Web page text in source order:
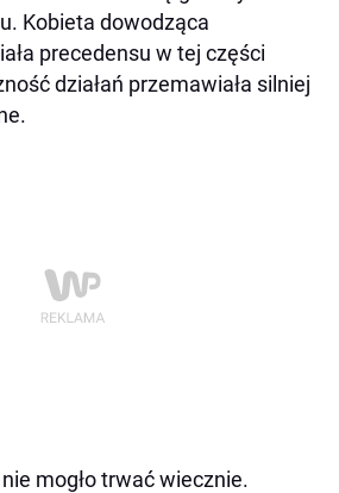
Kobieta dowodząca
precedensu w tej części
działań przemawiała silniej
mogło trwać wiecznie.